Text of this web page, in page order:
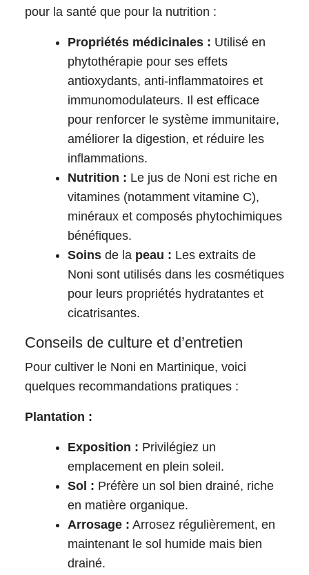
pour la santé que pour la nutrition :
Propriétés médicinales : Utilisé en
phytothérapie pour ses effets
antioxydants, anti-inflammatoires et
immunomodulateurs. Il est efficace
pour renforcer le système immunitaire,
améliorer la digestion, et réduire les
inflammations.
Nutrition : Le jus de Noni est riche en
vitamines (notamment vitamine C),
minéraux et composés phytochimiques
bénéfiques.
Soins de la peau : Les extraits de
Noni sont utilisés dans les cosmétiques
pour leurs propriétés hydratantes et
cicatrisantes.
Conseils de culture et d’entretien
Pour cultiver le Noni en Martinique, voici
quelques recommandations pratiques :
Plantation :
Exposition : Privilégiez un
emplacement en plein soleil.
Sol : Préfère un sol bien drainé, riche
en matière organique.
Arrosage : Arrosez régulièrement, en
maintenant le sol humide mais bien
drainé.